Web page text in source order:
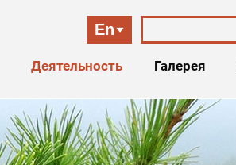
En
Деятельность Галерея